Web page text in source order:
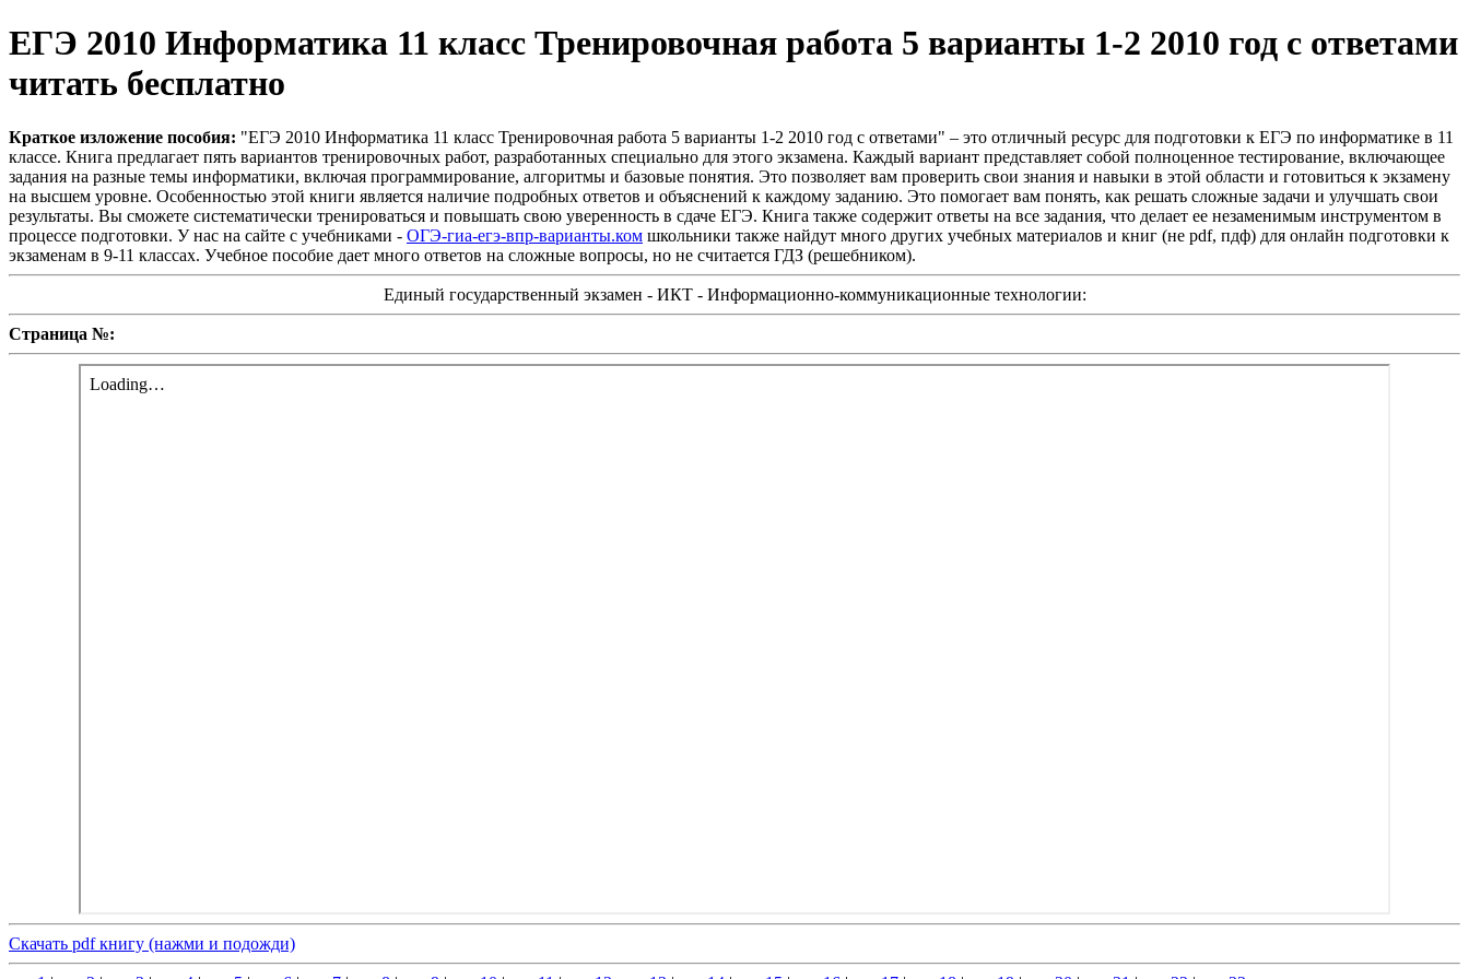
ЕГЭ 2010 Информатика 11 класс Тренировочная работа 5 варианты 1-2 2010 год с ответами
читать бесплатно
Краткое изложение пособия: "ЕГЭ 2010 Информатика 11 класс Тренировочная работа 5 варианты 1-2 2010 год с ответами" – это отличный ресурс для подготовки к ЕГЭ по информатике в 11
классе. Книга предлагает пять вариантов тренировочных работ, разработанных специально для этого экзамена. Каждый вариант представляет собой полноценное тестирование, включающее
задания на разные темы информатики, включая программирование, алгоритмы и базовые понятия. Это позволяет вам проверить свои знания и навыки в этой области и готовиться к экзамену
на высшем уровне. Особенностью этой книги является наличие подробных ответов и объяснений к каждому заданию. Это помогает вам понять, как решать сложные задачи и улучшать свои
результаты. Вы сможете систематически тренироваться и повышать свою уверенность в сдаче ЕГЭ. Книга также содержит ответы на все задания, что делает ее незаменимым инструментом в
процессе подготовки. У нас на сайте с учебниками - ОГЭ-гиа-егэ-впр-варианты.ком школьники также найдут много других учебных материалов и книг (не pdf, пдф) для онлайн подготовки к
экзаменам в 9-11 классах. Учебное пособие дает много ответов на сложные вопросы, но не считается ГДЗ (решебником).
Единый государственный экзамен - ИКТ - Информационно-коммуникационные технологии:
Страница №:
Скачать pdf книгу (нажми и подожди)